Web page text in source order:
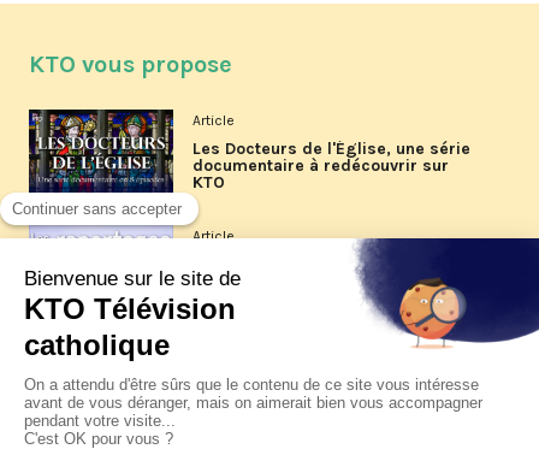
KTO vous propose
Article
Les Docteurs de l'Église, une série
documentaire à redécouvrir sur
KTO
Article
Les reportages d'été 2026 de KTO
La visite pastorale du pape Léon
XIV à Assise à suivre sur KTO le
jeudi 6 août